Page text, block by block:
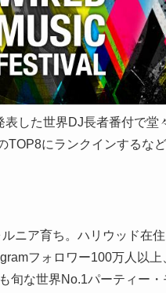
表した世界DJ長者番付で
TOP8にランクインするな
ニア育ち。ハリウッド在
フォロワー100万人以
旬な世界No.1パーティー